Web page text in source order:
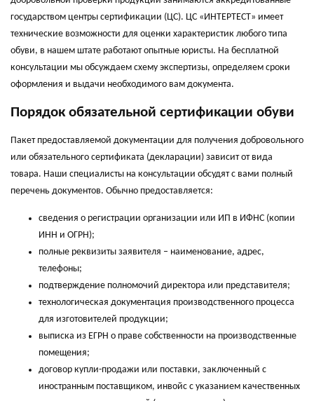
государством центры сертификации (ЦС). ЦС «ИНТЕРТЕСТ» имеет
технические возможности для оценки характеристик любого типа
обуви, в нашем штате работают опытные юристы. На бесплатной
консультации мы обсуждаем схему экспертизы, определяем сроки
оформления и выдачи необходимого вам документа.
Порядок обязательной сертификации обуви
Пакет предоставляемой документации для получения добровольного
или обязательного сертификата (декларации) зависит от вида
товара. Наши специалисты на консультации обсудят с вами полный
перечень документов. Обычно предоставляется:
сведения о регистрации организации или ИП в ИФНС (копии
ИНН и ОГРН);
полные реквизиты заявителя – наименование, адрес,
телефоны;
подтверждение полномочий директора или представителя;
технологическая документация производственного процесса
для изготовителей продукции;
выписка из ЕГРН о праве собственности на производственные
помещения;
договор купли-продажи или поставки, заключенный с
иностранным поставщиком, инвойс с указанием качественных